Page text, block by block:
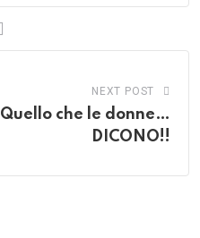
NEXT POST
che le donne…
DICONO!!